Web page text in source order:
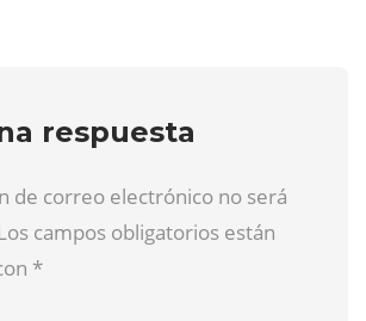
respuesta
de correo electrónico no será
campos obligatorios están
*